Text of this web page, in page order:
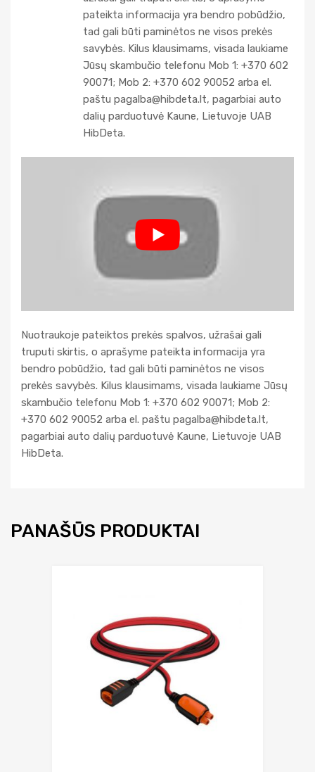
pateikta informacija yra bendro pobūdžio,
tad gali būti paminėtos ne visos prekės
savybės. Kilus klausimams, visada laukiame
Jūsų skambučio telefonu Mob 1: +370 602
90071; Mob 2: +370 602 90052 arba el.
paštu pagalba@hibdeta.lt, pagarbiai auto
dalių parduotuvė Kaune, Lietuvoje UAB
HibDeta.
Nuotraukoje pateiktos prekės spalvos, užrašai gali
truputi skirtis, o aprašyme pateikta informacija yra
bendro pobūdžio, tad gali būti paminėtos ne visos
prekės savybės. Kilus klausimams, visada laukiame Jūsų
skambučio telefonu Mob 1: +370 602 90071; Mob 2:
+370 602 90052 arba el. paštu pagalba@hibdeta.lt,
pagarbiai auto dalių parduotuvė Kaune, Lietuvoje UAB
HibDeta.
PANAŠŪS PRODUKTAI